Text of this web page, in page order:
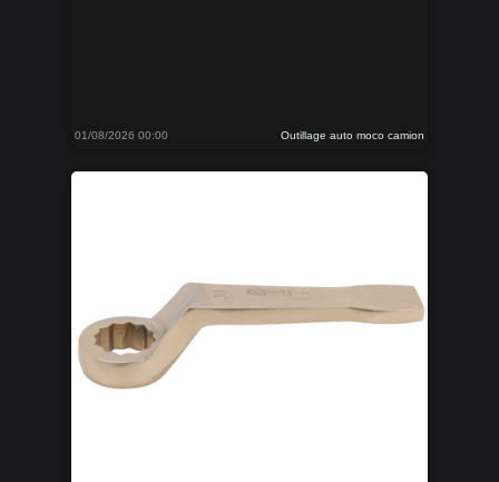
01/08/2026 00:00 Outillage auto moco camion